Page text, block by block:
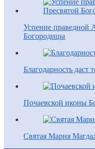
Успение праведной
Богородицы
Благодарность даст
Почаевской иконы
Святая Мария